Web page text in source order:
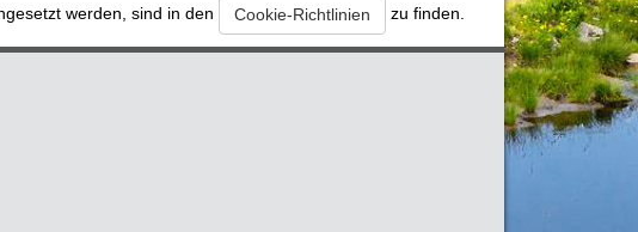
werden, sind in den Cookie-Richtlinien zu finden.